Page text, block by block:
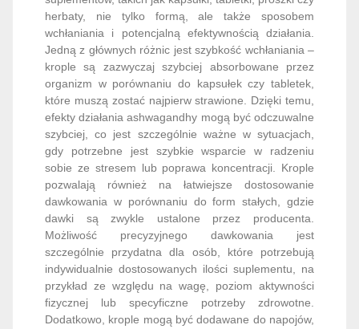
organizm w porównaniu do kapsułek czy tabletek,
które muszą zostać najpierw strawione. Dzięki temu,
efekty działania ashwagandhy mogą być odczuwalne
szybciej, co jest szczególnie ważne w sytuacjach,
gdy potrzebne jest szybkie wsparcie w radzeniu
sobie ze stresem lub poprawa koncentracji. Krople
pozwalają również na łatwiejsze dostosowanie
dawkowania w porównaniu do form stałych, gdzie
dawki są zwykle ustalone przez producenta.
Możliwość precyzyjnego dawkowania jest
szczególnie przydatna dla osób, które potrzebują
indywidualnie dostosowanych ilości suplementu, na
przykład ze względu na wagę, poziom aktywności
fizycznej lub specyficzne potrzeby zdrowotne.
Dodatkowo, krople mogą być dodawane do napojów,
co ułatwia ich spożycie, zwłaszcza dla osób, które
mają trudności z połykaniem tabletek. W porównaniu
do proszków, krople mają tę zaletę, że są bardziej
dyskretne i łatwiejsze w użyciu – nie wymagają